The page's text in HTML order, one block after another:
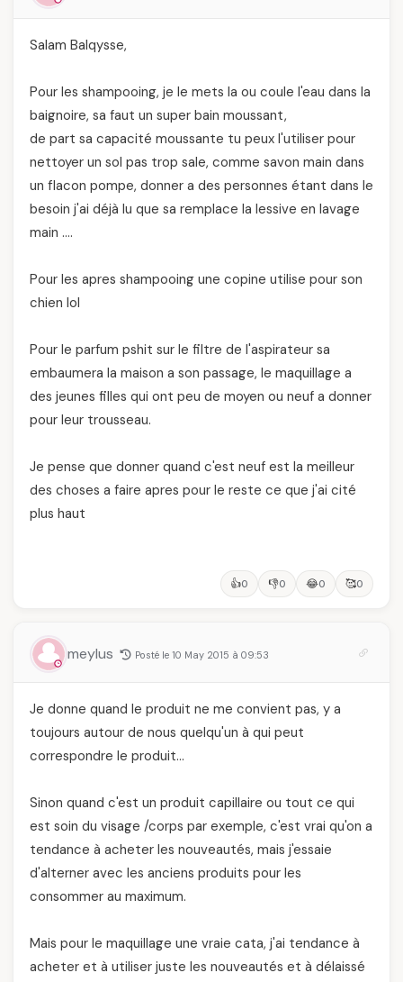
Salam Balqysse,
Pour les shampooing, je le mets la ou coule l'eau dans la
baignoire, sa faut un super bain moussant,
de part sa capacité moussante tu peux l'utiliser pour
nettoyer un sol pas trop sale, comme savon main dans
un flacon pompe, donner a des personnes étant dans le
besoin j'ai déjà lu que sa remplace la lessive en lavage
main ….
Pour les apres shampooing une copine utilise pour son
chien lol
Pour le parfum pshit sur le filtre de l'aspirateur sa
embaumera la maison a son passage, le maquillage a
des jeunes filles qui ont peu de moyen ou neuf a donner
pour leur trousseau.
Je pense que donner quand c'est neuf est la meilleur
des choses a faire apres pour le reste ce que j'ai cité
plus haut
👍0 👎0 😂0 🥰0
meylus Posté le 10 May 2015 à 09:53
Je donne quand le produit ne me convient pas, y a
toujours autour de nous quelqu'un à qui peut
correspondre le produit…
Sinon quand c'est un produit capillaire ou tout ce qui
est soin du visage /corps par exemple, c'est vrai qu'on a
tendance à acheter les nouveautés, mais j'essaie
d'alterner avec les anciens produits pour les
consommer au maximum.
Mais pour le maquillage une vraie cata, j'ai tendance à
acheter et à utiliser juste les nouveautés et à délaissé